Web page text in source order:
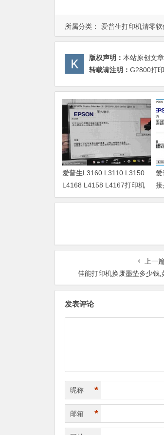
所属分类： 爱普生打印机清零软
版权声明： 本站原创文
转载请注明： G2800打
爱普生L3160 L3110 L3150
L4168 L4158 L4167打印机
废墨清零软件
接
上一篇
佳能打印机换废墨垫多少钱,
发表评论
昵称 *
邮箱 *